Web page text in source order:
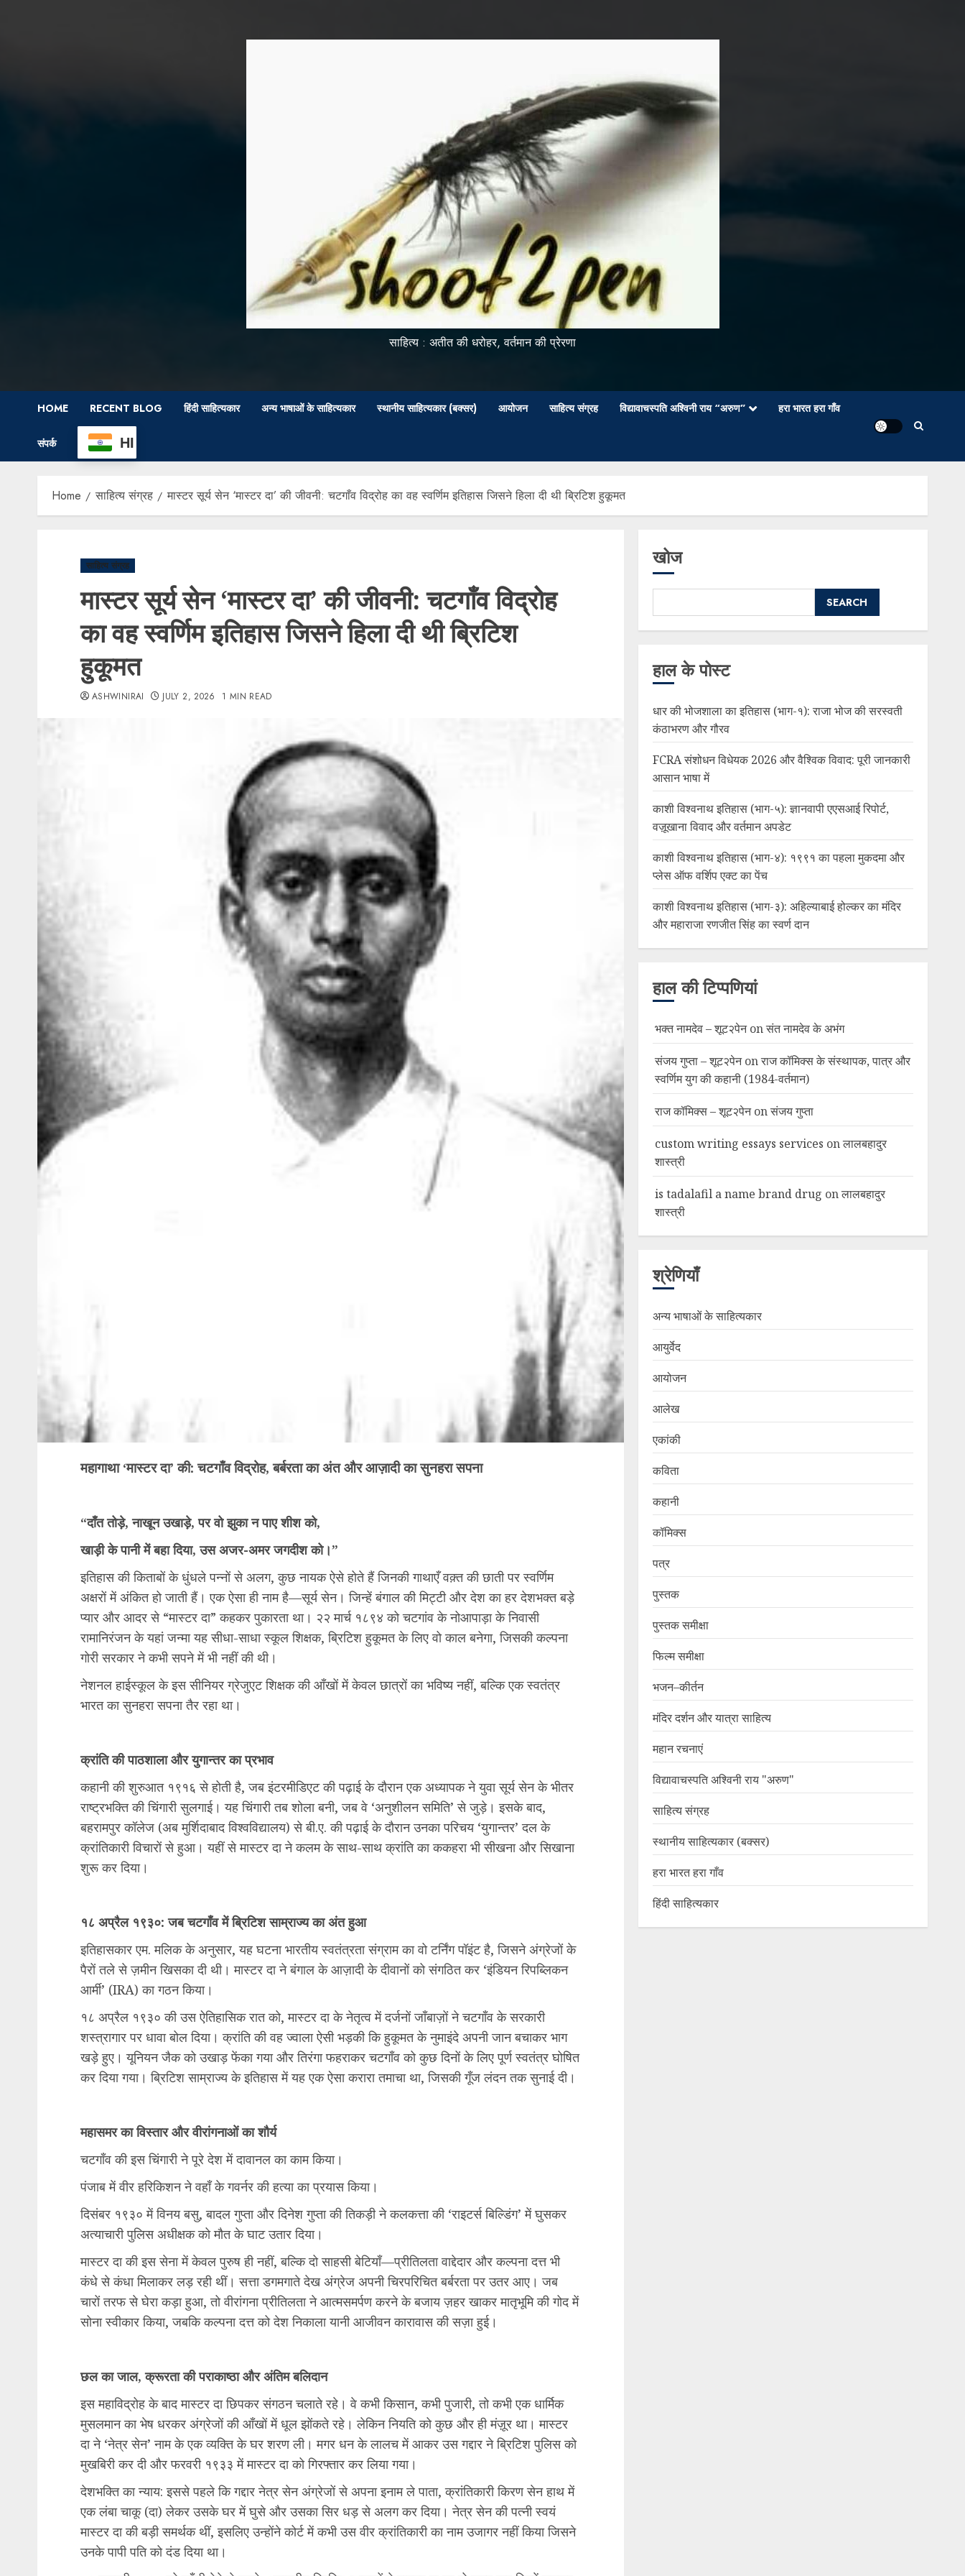
साहित्य : अतीत की धरोहर, वर्तमान की प्रेरणा
HOME RECENT BLOG हिंदी साहित्यकार अन्य भाषाओं के साहित्यकार स्थानीय साहित्यकार (बक्सर) आयोजन साहित्य संग्रह विद्यावाचस्पति अश्विनी राय “अरुण” हरा भारत हरा गाँव
संपर्क HI
Home साहित्य संग्रह मास्टर सूर्य सेन ‘मास्टर दा’ की जीवनी: चटगाँव विद्रोह का वह स्वर्णिम इतिहास जिसने हिला दी थी ब्रिटिश हुकूमत
साहित्य संग्रह
मास्टर सूर्य सेन ‘मास्टर दा’ की जीवनी: चटगाँव विद्रोह
का वह स्वर्णिम इतिहास जिसने हिला दी थी ब्रिटिश
हुकूमत
ASHWINIRAI JULY 2, 2026 1 MIN READ
महागाथा ‘मास्टर दा’ की: चटगाँव विद्रोह, बर्बरता का अंत और आज़ादी का सुनहरा सपना
“दाँत तोड़े, नाखून उखाड़े, पर वो झुका न पाए शीश को,
खाड़ी के पानी में बहा दिया, उस अजर-अमर जगदीश को।”
इतिहास की किताबों के धुंधले पन्नों से अलग, कुछ नायक ऐसे होते हैं जिनकी गाथाएँ वक़्त की छाती पर स्वर्णिम
अक्षरों में अंकित हो जाती हैं। एक ऐसा ही नाम है—सूर्य सेन। जिन्हें बंगाल की मिट्टी और देश का हर देशभक्त बड़े
प्यार और आदर से “मास्टर दा” कहकर पुकारता था। २२ मार्च १८९४ को चटगांव के नोआपाड़ा के निवासी
रामानिरंजन के यहां जन्मा यह सीधा-साधा स्कूल शिक्षक, ब्रिटिश हुकूमत के लिए वो काल बनेगा, जिसकी कल्पना
गोरी सरकार ने कभी सपने में भी नहीं की थी।
नेशनल हाईस्कूल के इस सीनियर ग्रेजुएट शिक्षक की आँखों में केवल छात्रों का भविष्य नहीं, बल्कि एक स्वतंत्र
भारत का सुनहरा सपना तैर रहा था।
क्रांति की पाठशाला और युगान्तर का प्रभाव
कहानी की शुरुआत १९१६ से होती है, जब इंटरमीडिएट की पढ़ाई के दौरान एक अध्यापक ने युवा सूर्य सेन के भीतर
राष्ट्रभक्ति की चिंगारी सुलगाई। यह चिंगारी तब शोला बनी, जब वे ‘अनुशीलन समिति’ से जुड़े। इसके बाद,
बहरामपुर कॉलेज (अब मुर्शिदाबाद विश्वविद्यालय) से बी.ए. की पढ़ाई के दौरान उनका परिचय ‘युगान्तर’ दल के
क्रांतिकारी विचारों से हुआ। यहीं से मास्टर दा ने कलम के साथ-साथ क्रांति का ककहरा भी सीखना और सिखाना
शुरू कर दिया।
१८ अप्रैल १९३०: जब चटगाँव में ब्रिटिश साम्राज्य का अंत हुआ
इतिहासकार एम. मलिक के अनुसार, यह घटना भारतीय स्वतंत्रता संग्राम का वो टर्निंग पॉइंट है, जिसने अंग्रेजों के
पैरों तले से ज़मीन खिसका दी थी। मास्टर दा ने बंगाल के आज़ादी के दीवानों को संगठित कर ‘इंडियन रिपब्लिकन
आर्मी’ (IRA) का गठन किया।
१८ अप्रैल १९३० की उस ऐतिहासिक रात को, मास्टर दा के नेतृत्व में दर्जनों जाँबाज़ों ने चटगाँव के सरकारी
शस्त्रागार पर धावा बोल दिया। क्रांति की वह ज्वाला ऐसी भड़की कि हुकूमत के नुमाइंदे अपनी जान बचाकर भाग
खड़े हुए। यूनियन जैक को उखाड़ फेंका गया और तिरंगा फहराकर चटगाँव को कुछ दिनों के लिए पूर्ण स्वतंत्र घोषित
कर दिया गया। ब्रिटिश साम्राज्य के इतिहास में यह एक ऐसा करारा तमाचा था, जिसकी गूँज लंदन तक सुनाई दी।
महासमर का विस्तार और वीरांगनाओं का शौर्य
चटगाँव की इस चिंगारी ने पूरे देश में दावानल का काम किया।
पंजाब में वीर हरिकिशन ने वहाँ के गवर्नर की हत्या का प्रयास किया।
दिसंबर १९३० में विनय बसु, बादल गुप्ता और दिनेश गुप्ता की तिकड़ी ने कलकत्ता की ‘राइटर्स बिल्डिंग’ में घुसकर
अत्याचारी पुलिस अधीक्षक को मौत के घाट उतार दिया।
मास्टर दा की इस सेना में केवल पुरुष ही नहीं, बल्कि दो साहसी बेटियाँ—प्रीतिलता वाद्देदार और कल्पना दत्त भी
कंधे से कंधा मिलाकर लड़ रही थीं। सत्ता डगमगाते देख अंग्रेज अपनी चिरपरिचित बर्बरता पर उतर आए। जब
चारों तरफ से घेरा कड़ा हुआ, तो वीरांगना प्रीतिलता ने आत्मसमर्पण करने के बजाय ज़हर खाकर मातृभूमि की गोद में
सोना स्वीकार किया, जबकि कल्पना दत्त को देश निकाला यानी आजीवन कारावास की सज़ा हुई।
छल का जाल, क्रूरता की पराकाष्ठा और अंतिम बलिदान
इस महाविद्रोह के बाद मास्टर दा छिपकर संगठन चलाते रहे। वे कभी किसान, कभी पुजारी, तो कभी एक धार्मिक
मुसलमान का भेष धरकर अंग्रेजों की आँखों में धूल झोंकते रहे। लेकिन नियति को कुछ और ही मंज़ूर था। मास्टर
दा ने ‘नेत्र सेन’ नाम के एक व्यक्ति के घर शरण ली। मगर धन के लालच में आकर उस गद्दार ने ब्रिटिश पुलिस को
मुखबिरी कर दी और फरवरी १९३३ में मास्टर दा को गिरफ्तार कर लिया गया।
देशभक्ति का न्याय: इससे पहले कि गद्दार नेत्र सेन अंग्रेजों से अपना इनाम ले पाता, क्रांतिकारी किरण सेन हाथ में
एक लंबा चाकू (दा) लेकर उसके घर में घुसे और उसका सिर धड़ से अलग कर दिया। नेत्र सेन की पत्नी स्वयं
मास्टर दा की बड़ी समर्थक थीं, इसलिए उन्होंने कोर्ट में कभी उस वीर क्रांतिकारी का नाम उजागर नहीं किया जिसने
उनके पापी पति को दंड दिया था।
खोज
SEARCH
हाल के पोस्ट
धार की भोजशाला का इतिहास (भाग-१): राजा भोज की सरस्वती
कंठाभरण और गौरव
FCRA संशोधन विधेयक 2026 और वैश्विक विवाद: पूरी जानकारी
आसान भाषा में
काशी विश्वनाथ इतिहास (भाग-५): ज्ञानवापी एएसआई रिपोर्ट,
वज़ूखाना विवाद और वर्तमान अपडेट
काशी विश्वनाथ इतिहास (भाग-४): १९९१ का पहला मुकदमा और
प्लेस ऑफ वर्शिप एक्ट का पेंच
काशी विश्वनाथ इतिहास (भाग-३): अहिल्याबाई होल्कर का मंदिर
और महाराजा रणजीत सिंह का स्वर्ण दान
हाल की टिप्पणियां
भक्त नामदेव – शूट२पेनonसंत नामदेव के अभंग
संजय गुप्ता – शूट२पेनonराज कॉमिक्स के संस्थापक, पात्र और
स्वर्णिम युग की कहानी (1984-वर्तमान)
राज कॉमिक्स – शूट२पेनonसंजय गुप्ता
custom writing essays services onलालबहादुर
शास्त्री
is tadalafil a name brand drug onलालबहादुर
शास्त्री
श्रेणियाँ
अन्य भाषाओं के साहित्यकार
आयुर्वेद
आयोजन
आलेख
एकांकी
कविता
कहानी
कॉमिक्स
पत्र
पुस्तक
पुस्तक समीक्षा
फिल्म समीक्षा
भजन–कीर्तन
मंदिर दर्शन और यात्रा साहित्य
महान रचनाएं
विद्यावाचस्पति अश्विनी राय "अरुण"
साहित्य संग्रह
स्थानीय साहित्यकार (बक्सर)
हरा भारत हरा गाँव
हिंदी साहित्यकार